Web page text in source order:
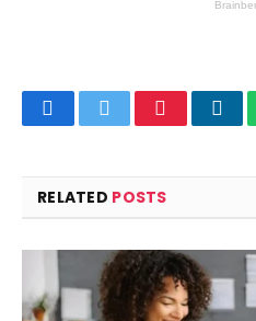
FacebookTwitterPinterest
RELATED POSTS